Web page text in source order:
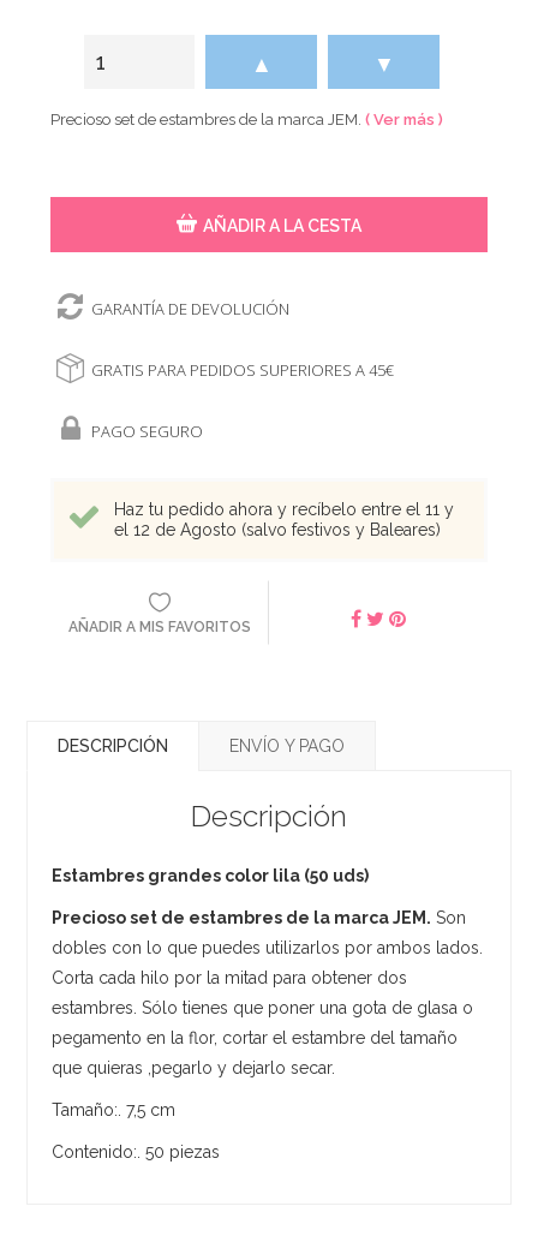
▲ ▼
Precioso set de estambres de la marca JEM.( Ver más )
AÑADIR A LA CESTA
GARANTÍA DE DEVOLUCIÓN
GRATIS PARA PEDIDOS SUPERIORES A 45€
PAGO SEGURO
Haz tu pedido ahora y recíbelo entre el 11 y
el 12 de Agosto (salvo festivos y Baleares)
AÑADIR A MIS FAVORITOS
DESCRIPCIÓN ENVÍO Y PAGO
Descripción
Estambres grandes color lila (50 uds)
Precioso set de estambres de la marca JEM. Son
dobles con lo que puedes utilizarlos por ambos lados.
Corta cada hilo por la mitad para obtener dos
estambres. Sólo tienes que poner una gota de glasa o
pegamento en la flor, cortar el estambre del tamaño
que quieras ,pegarlo y dejarlo secar.
Tamaño:. 7,5 cm
Contenido:. 50 piezas